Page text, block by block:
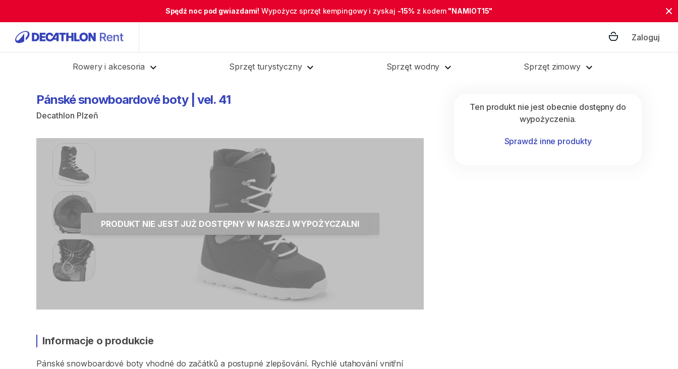
Spędź noc pod gwiazdami! Wypożycz sprzęt kempingowy i zyskaj -15% z kodem "NAMIOT15"
Zaloguj
Rowery i akcesoria Sprzęt turystyczny Sprzęt wodny Sprzęt zimowy
Pánskésnowboardové boty vel. 41
Decathlon Plzeň
PRODUKT NIE JEST JUŻ DOSTĘPNY W NASZEJ WYPOŻYCZALNI
Informacje o produkcie
Pánské snowboardové boty vhodné do začátků a postupné zlepšování. Rychlé utahování vnitřní
Ten produkt nie jest obecnie dostępny do
wypożyczenia.
Sprawdź inne produkty